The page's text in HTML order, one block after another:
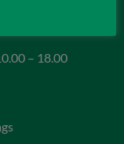
– 18.00